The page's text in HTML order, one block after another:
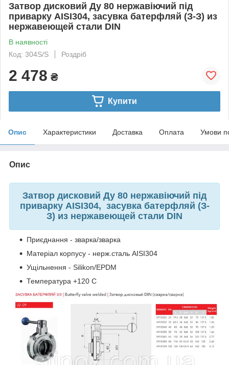
Затвор дисковий Ду 80 нержавіючий під
приварку AISI304, засувка батерфляй (З-З) из
нержавеющей стали DIN
В наявності
Код: 304S/S
Роздріб
2 478 ₴
Купити
Опис Характеристики Доставка Оплата Умови
Опис
Затвор дисковий Ду 80 нержавіючий під
приварку AISI304, засувка батерфляй (З-
З) из нержавеющей стали DIN
Приєднання - зварка/зварка
Матеріал корпусу - нерж.сталь AISI304
Ущільнення - Silikon/EPDM
Температура +120 С